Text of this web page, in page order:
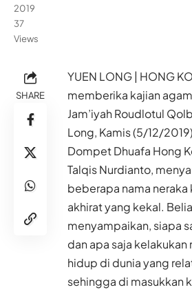
2019
37
Views
SHARE
YUEN LONG | HONG
memberika kajian
Jam’iyah Roudlotul
Long, Kamis (5/12/
Dompet Dhuafa Hong
Talqis Nurdianto,
beberapa nama
akhirat yang kekal.
menyampaikan, siapa
dan apa saja kelakukan
hidup di dunia yang
sehingga di masukkan